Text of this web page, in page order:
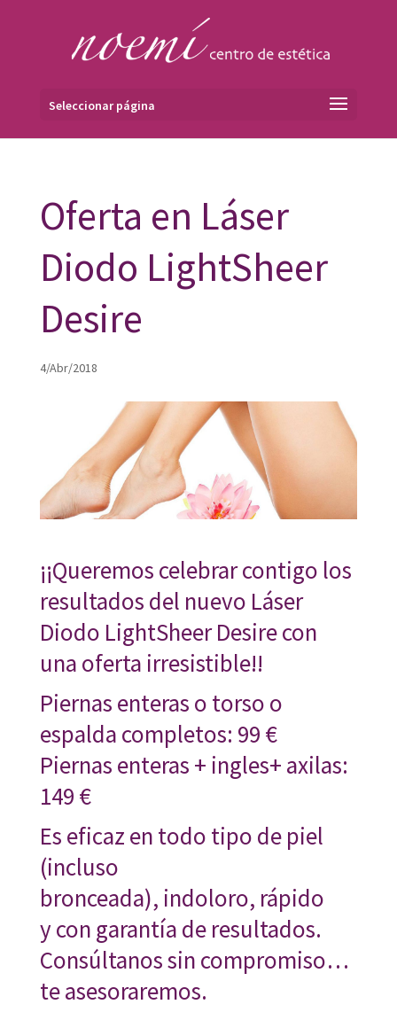
Seleccionar página
Oferta en Láser
Diodo LightSheer
Desire
4/Abr/2018
¡¡Queremos celebrar contigo los
resultados del nuevo Láser
Diodo LightSheer Desire con
una oferta irresistible!!
Piernas enteras o torso o
espalda completos: 99 €
Piernas enteras + ingles+ axilas:
149 €
Es eficaz en todo tipo de piel
(incluso
bronceada), indoloro, rápido
y con garantía de resultados.
Consúltanos sin compromiso…
te asesoraremos.